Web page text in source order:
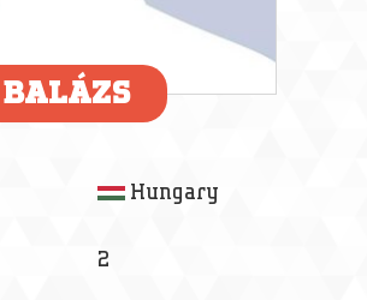
Hungary
2